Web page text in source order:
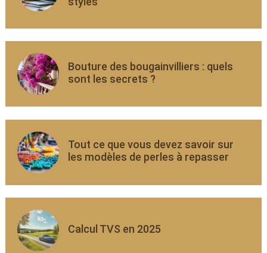
Bouture des bougainvilliers : quels
sont les secrets ?
Tout ce que vous devez savoir sur
les modèles de perles à repasser
Calcul TVS en 2025